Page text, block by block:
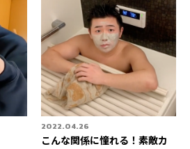
2022.04.26
こんな関係に憧れる！素敵カ